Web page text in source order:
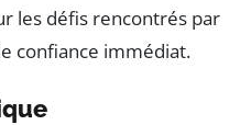
les défis rencontrés par
confiance immédiat.